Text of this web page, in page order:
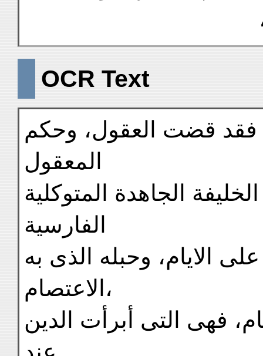
OCR Text
فقد قضت العقول، وحكم
المعقول
الجاهدة المتوكلية
الفارسية
الايام، وحبله الذى به
الاعتصام،
فهى التى أبرأت الدين